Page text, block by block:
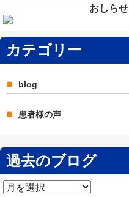
おしらせ
カテゴリー
blog
患者様の声
過去のブログ
過